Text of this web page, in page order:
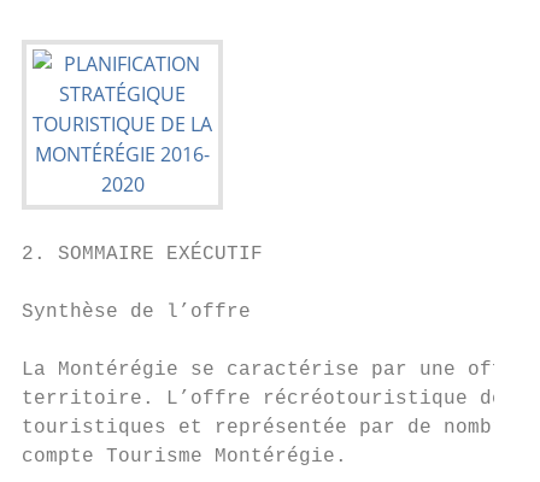
2. SOMMAIRE EXÉCUTIF
Synthèse de l’offre
La Montérégie se caractérise par une
territoire. L’offre récréotouristique de la
touristiques et représentée par de
compte Tourisme Montérégie.